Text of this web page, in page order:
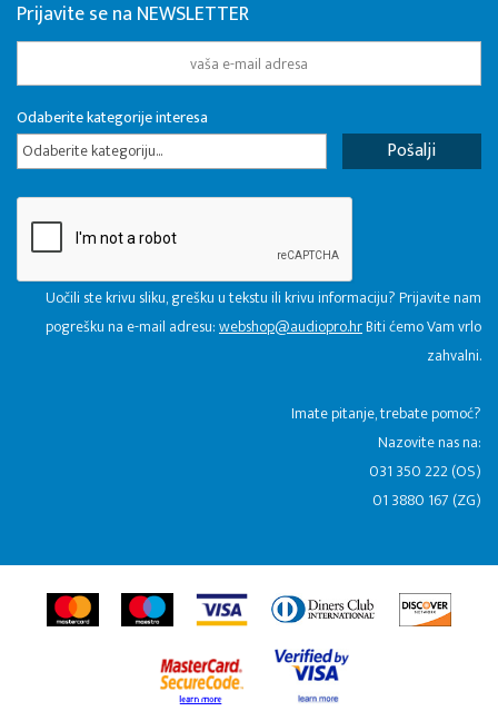
Prijavite se na NEWSLETTER
Odaberite kategorije interesa
Odaberite kategoriju...
Uočili ste krivu sliku, grešku u tekstu ili krivu informaciju? Prijavite nam
pogrešku na e-mail adresu:webshop@audiopro.hrBiti ćemo Vam vrlo
zahvalni.
​Imate pitanje, trebate pomoć?
Nazovite nas na:
031 350 222 (OS)
01 3880 167 (ZG)